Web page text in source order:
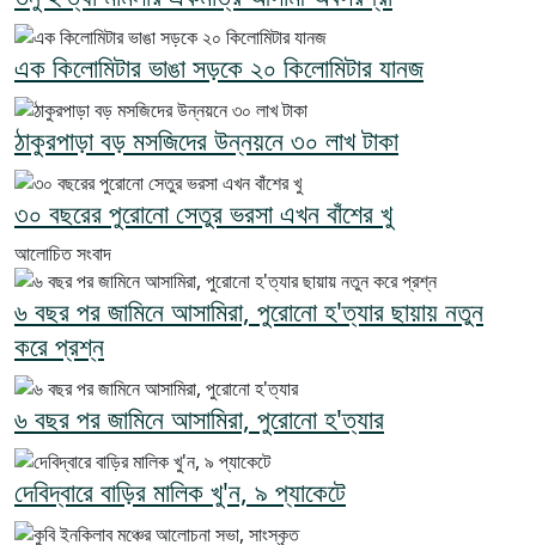
এক কিলোমিটার ভাঙা সড়কে ২০ কিলোমিটার যানজ
ঠাকুরপাড়া বড় মসজিদের উন্নয়নে ৩০ লাখ টাকা
৩০ বছরের পুরোনো সেতুর ভরসা এখন বাঁশের খু
আলোচিত সংবাদ
৬ বছর পর জামিনে আসামিরা, পুরোনো হ'ত্যার ছায়ায় নতুন
করে প্রশ্ন
৬ বছর পর জামিনে আসামিরা, পুরোনো হ'ত্যার
দেবিদ্বারে বাড়ির মালিক খু'ন, ৯ প্যাকেটে